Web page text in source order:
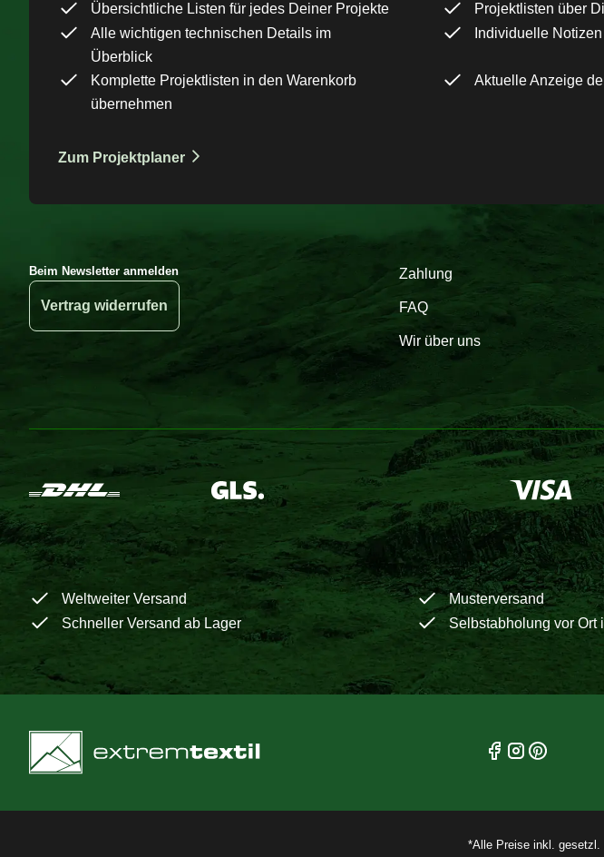
Übersichtliche Listen für jedes Deiner Projekte
Projektlisten über
Alle wichtigen technischen Details im
Überblick
Individuelle
Komplette Projektlisten in den Warenkorb
übernehmen
Aktuelle Anzeige
Zum Projektplaner
Beim Newsletter anmelden
Vertrag widerrufen
Zahlung
FAQ
Wir über uns
Weltweiter Versand Musterversand
Schneller Versand ab Lager
Selbstabholung vor Ort
*Alle Preise inkl. gesetzl.